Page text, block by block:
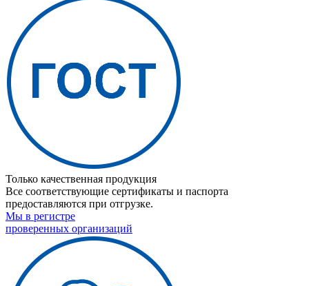
Только качественная продукция
Все соответствующие сертификаты и паспорта
предоставляются при отгрузке.
Мы в регистре
проверенных организаций